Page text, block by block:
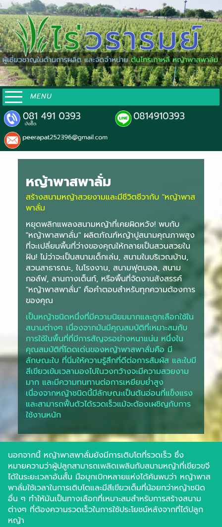
MENU
หญ้าพาสพาลั่ม
สร้างสนามหญ้าสวยงามและมีชีวิตชีวากับ "หญ้าพาส
พาลั่ม
หยุดพลิกแพลงสนามหญ้าที่เคยผิดหวัง! พบกับ
"หญ้าพาสพาลั่ม" ผลิตภัณฑ์หญ้าปูสนามคุณภาพสูง
ที่จะเปลี่ยนพื้นที่ว่างของคุณให้กลายเป็นสวนสวยใน
ฝัน! ไม่ว่าจะเป็นสนามเด็กเล่น, สนามในบริเวณบ้าน,
สวนสาธารณะ, ในโรงงาน, สนามฟุตบอล, สนาม
กอล์ฟ, ลานกางเต็นท์, หรือพื้นที่จัดงานสังสรรค์
"หญ้าพาสพาลั่ม" คือคำตอบสำหรับทุกความต้องการ
ของคุณ
เป็นหญ้าชนิดหนึ่งที่มีความนิยมมากและถูกเลือกใช้ใน
สนามต่างๆ เนื่องจากมันมีคุณสมบัติที่เหมาะสมกับ
การใช้ในพื้นที่ที่มีการสัญจรอย่างหนาแน่น หนึ่งใน
คุณสมบัติที่โดดเด่นของหญ้าพาสพาลั่มคือ มี
ลักษณะใบ ที่นิ่มให้ความรู้สึกที่ดีต่อการสัมผัส และใบมี
สีเขียวเข้มเวลามองไปในวงกว้างจะมีความสวยงาม
มาก และมีความทนทานต่อการเหยียบย่ำสูง
เนื่องจากหญ้าชนิดนี้มีลักษณะเป็นต้นอ่อนที่แข็งแรง
และสามารถฟื้นตัวได้รวดเร็วแม้จะต้องเผชิญกับการ
ใช้งานหนัก
นอกจากนี้ หญ้าพาสพาลั่มยังมีการเติบโตที่รวดเร็ว ซึ่ง
หมายความว่าผู้ปลูกสามารถเพลิดเพลินกับสนามหญ้าที่เขียวขจี
ได้ในระยะเวลาอันสั้น มือบุกเบิกหลายแห่งได้ค้นพบว่า หญ้าพาส
พาลั่มใช้เวลาในการเติบโตและมีสีเขียวเต็มที่น้อยกว่าหญ้าชนิด
อื่น ๆ ทำให้มันเป็นทางเลือกที่เหมาะสมสำหรับการสร้างสนาม
ต่างๆ ที่ต้องความรวดเร็วในการใช้ประโยชน์หลังจากที่ได้ปลูก
หญ้า